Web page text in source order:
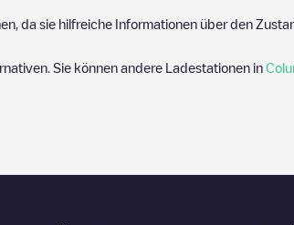
da sie hilfreiche Informationen über den
Sie können andere Ladestationen in